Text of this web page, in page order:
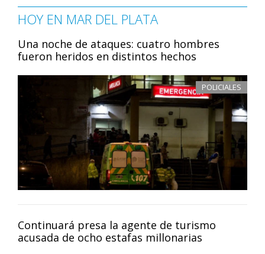
HOY EN MAR DEL PLATA
Una noche de ataques: cuatro hombres
fueron heridos en distintos hechos
POLICIALES
Continuará presa la agente de turismo
acusada de ocho estafas millonarias